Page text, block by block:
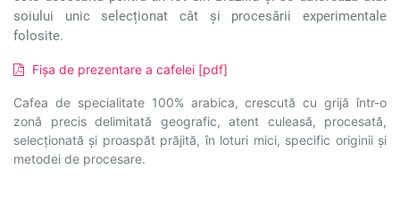
soiului unic selecționat cât și procesării experimentale
folosite.
Fișa de prezentare a cafelei [pdf]
Cafea de specialitate 100% arabica, crescută cu grijă într-o
zonă precis delimitată geografic, atent culeasă, procesată,
selecționată și proaspăt prăjită, în loturi mici, specific originii și
metodei de procesare.